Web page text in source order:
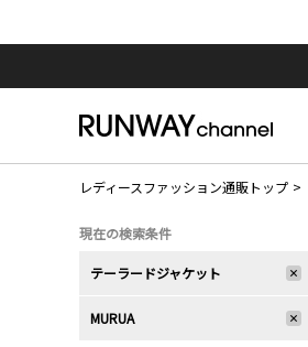
レディースファッション通販トップ
現在の検索条件
テーラードジャケット
MURUA